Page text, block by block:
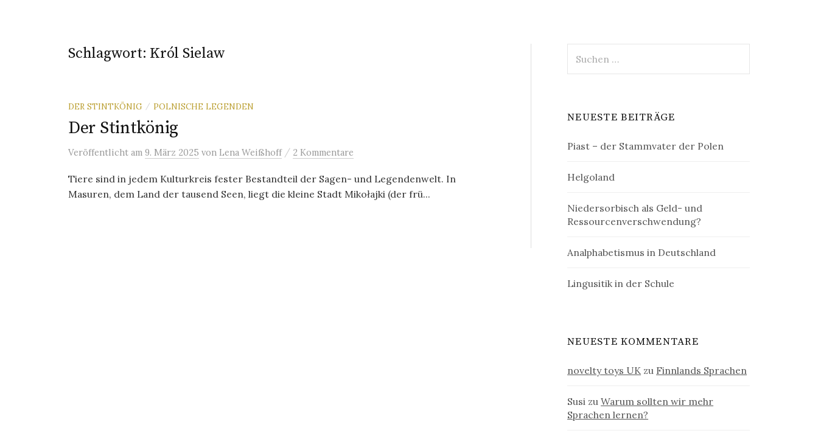
Schlagwort: Król Sielaw
DER STINTKÖNIG / POLNISCHE LEGENDEN
Der Stintkönig
Veröffentlicht am 9. März 2025 von Lena Weißhoff / 2 Kommentare
Tiere sind in jedem Kulturkreis fester Bestandteil der Sagen- und Legendenwelt. In
Masuren, dem Land der tausend Seen, liegt die kleine Stadt Mikołajki (der frü...
nach:
NEUESTE BEITRÄGE
Piast – der Stammvater der Polen
Helgoland
Niedersorbisch als Geld- und
Ressourcenverschwendung?
Analphabetismus in Deutschland
Lingusitik in der Schule
NEUESTE KOMMENTARE
novelty toys UK zu Finnlands Sprachen
Susi zuWarum sollten wir mehr
Sprachen lernen?